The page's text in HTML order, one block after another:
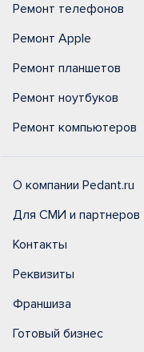
Ремонт телефонов
Ремонт Apple
Ремонт планшетов
Ремонт ноутбуков
Ремонт компьютеров
О компании Pedant.ru
Для СМИ и партнеров
Контакты
Реквизиты
Франшиза
Готовый бизнес